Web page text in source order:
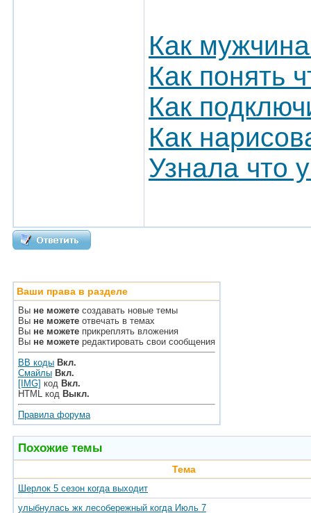
Как
Как понять
Как
Как
Узнала что
Ваши права в разделе
Вы не можете создавать новые темы
Вы не можете отвечать в темах
Вы не можете прикреплять вложения
Вы не можете редактировать свои сообщения
BB коды Вкл.
Смайлы Вкл.
[IMG] код Вкл.
HTML код Выкл.
Правила форума
Похожие темы
Тема
Шерлок 5 сезон когда выходит
улыбнулась жк лесобережный когда Июль 7